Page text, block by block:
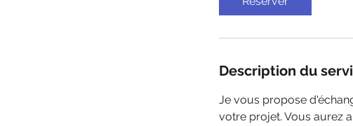
Description du
Je vous propose
votre projet. Vous aurez